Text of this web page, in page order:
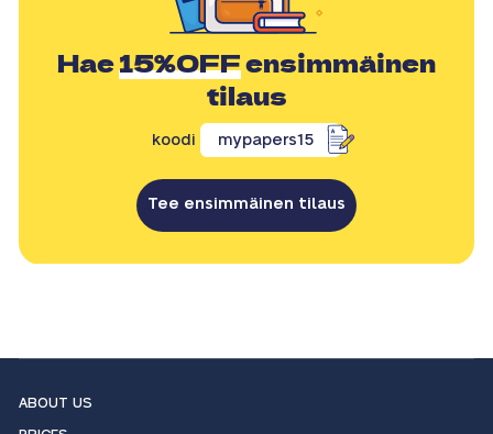
Hae15%OFFensimmäinen
tilaus
koodi mypapers15
Tee ensimmäinen tilaus
ABOUT US